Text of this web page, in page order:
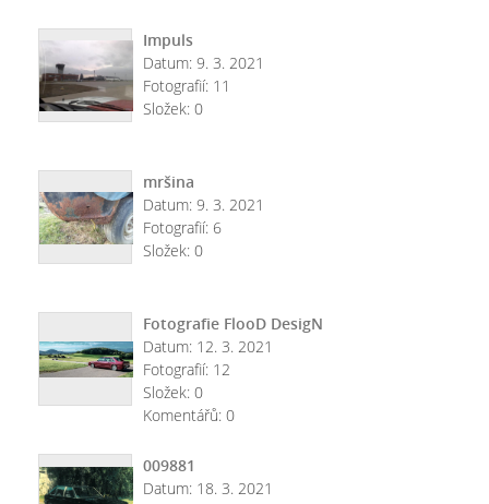
Impuls
Datum: 9. 3. 2021
Fotografií: 11
Složek: 0
mršina
Datum: 9. 3. 2021
Fotografií: 6
Složek: 0
Fotografie FlooD DesigN
Datum: 12. 3. 2021
Fotografií: 12
Složek: 0
Komentářů: 0
009881
Datum: 18. 3. 2021